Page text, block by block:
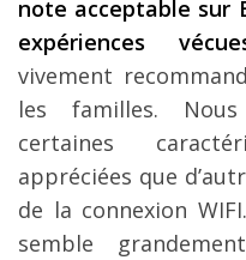
note acceptable sur
expériences
vivement
les familles.
certaines
appréciées que
de la connexion
semble